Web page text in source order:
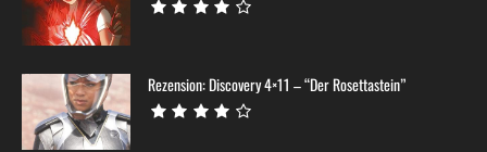
Rezension: Discovery 4×11 – “Der Rosettastein”